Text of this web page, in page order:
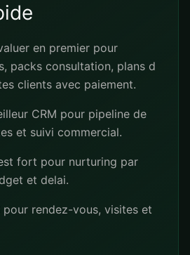
en premier pour
packs consultation, plans d
clients avec paiement.
CRM pour pipeline de
et suivi commercial.
fort pour nurturing par
et delai.
pour rendez-vous, visites et